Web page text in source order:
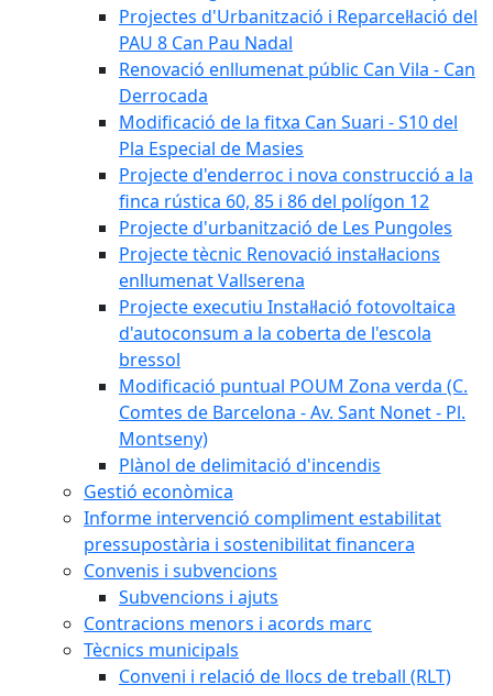
Projectes d'Urbanització i Reparcel·lació del
PAU 8 Can Pau Nadal
Renovació enllumenat públic Can Vila - Can
Derrocada
Modificació de la fitxa Can Suari - S10 del
Pla Especial de Masies
Projecte d'enderroc i nova construcció a la
finca rústica 60, 85 i 86 del polígon 12
Projecte d'urbanització de Les Pungoles
Projecte tècnic Renovació instal·lacions
enllumenat Vallserena
Projecte executiu Instal·lació fotovoltaica
d'autoconsum a la coberta de l'escola
bressol
Modificació puntual POUM Zona verda (C.
Comtes de Barcelona - Av. Sant Nonet - Pl.
Montseny)
Plànol de delimitació d'incendis
Gestió econòmica
Informe intervenció compliment estabilitat
pressupostària i sostenibilitat financera
Convenis i subvencions
Subvencions i ajuts
Contracions menors i acords marc
Tècnics municipals
Conveni i relació de llocs de treball (RLT)